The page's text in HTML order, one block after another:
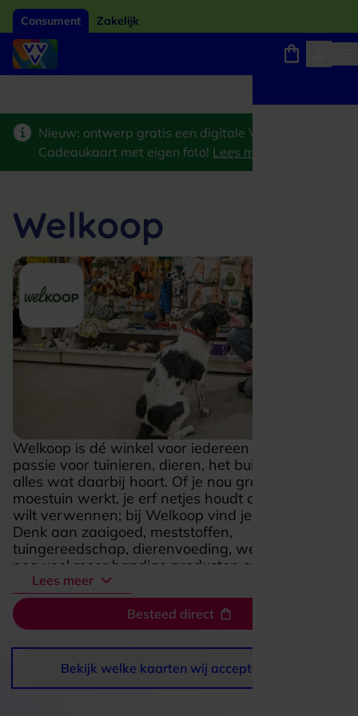
Consument Zakelijk
Nieuw: ontwerp gratis een digitale VVV
Cadeaukaart met eigen foto! Lees meer
Welkoop is dé winkel voor iedereen met een
passie voor tuinieren, dieren, het buitenleven en
alles wat daarbij hoort. Of je nou graag in de
moestuin werkt, je erf netjes houdt of je huisdier
wilt verwennen; bij Welkoop vind je van alles.
Denk aan zaaigoed, meststoffen,
tuingereedschap, dierenvoeding, werkkleding en
nog veel meer handige producten om het leven in
én om het huis aangenamer te maken.
De winkels staan bekend om hun praktische
assortiment en deskundige advies, altijd met een
vriendelijke en nuchtere benadering.
Heb je een VVV Cadeaukaart gekregen? Dan kun
je deze besteden aan uiteenlopende artikelen uit
Lees meer
Besteed direct
Welkoop
Bekijk welke kaarten wij accepteren